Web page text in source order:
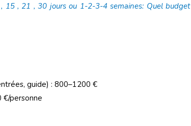
15 , 21 , 30 jours ou 1-2-3-4 semaines: Quel budget
guide) : 800–1200 €
personne